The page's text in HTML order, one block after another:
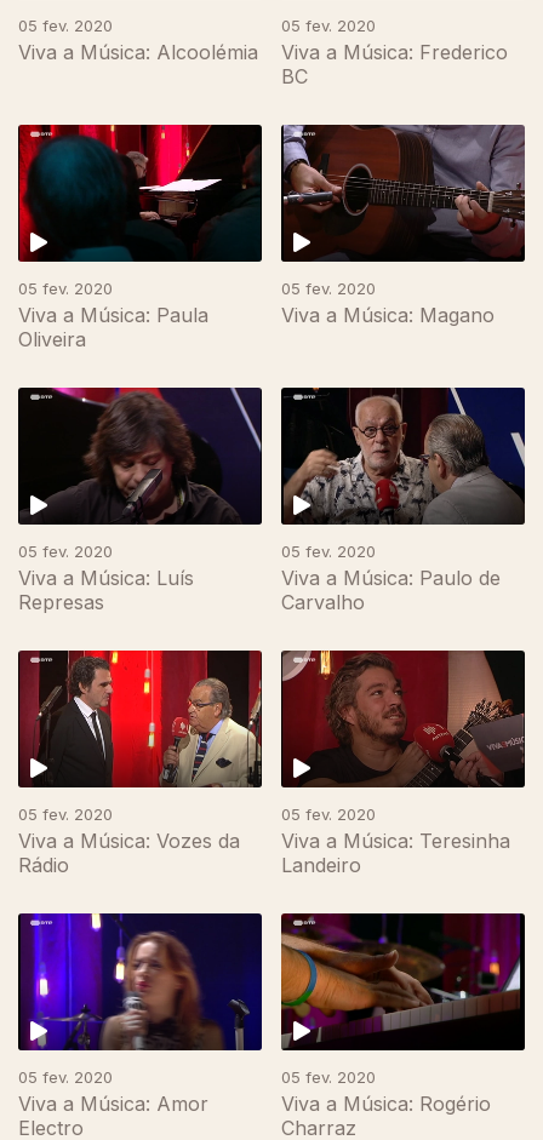
05 fev. 2020
Viva a Música: Alcoolémia
05 fev. 2020
Viva a Música: Frederico
BC
05 fev. 2020
Viva a Música: Paula
Oliveira
05 fev. 2020
Viva a Música: Magano
454482
05 fev. 2020
Viva a Música: Luís
Represas
05 fev. 2020
Viva a Música: Paulo de
Carvalho
05 fev. 2020
Viva a Música: Vozes da
Rádio
05 fev. 2020
Viva a Música: Teresinha
Landeiro
05 fev. 2020
Viva a Música: Amor
Electro
05 fev. 2020
Viva a Música: Rogério
Charraz